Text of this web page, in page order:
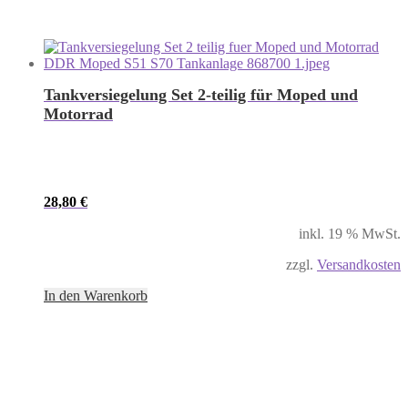
Tankversiegelung Set 2-teilig für Moped und
Motorrad
28,80 €
inkl. 19 % MwSt.
zzgl. Versandkosten
In den Warenkorb